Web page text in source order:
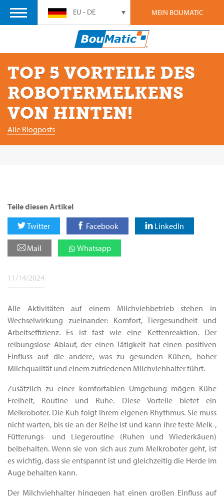
MEIN BOUMATIC
EU - DE
TOP 5 VORTEILE DES
ROBOTERMELKENS
VON HINTEN!
Alle Blogposts
Teile diesen Artikel
Twitter
Facebook LinkedIn
Mail Whatsapp
11/14/2024
Alle Aktivitäten auf einem Milchviehbetrieb stehen in
Wechselwirkung zueinander: Komfort, Tiergesundheit und
Arbeitseffizienz. Es ist fast wie eine Kettenreaktion. Der
reibungslose Ablauf, der einen Tätigkeit hat einen positiven
Einfluss auf die andere, was zu gesunden Kühen, hoher
Milchqualität und einem zufriedenen Milchviehhalter führt.
Zusätzlich zu einer komfortablen Umgebung mögen Kühe
Freiheit, Routine und Ruhe. Diese Vorteile bietet ein
Melkroboter. Die Kuh folgt ihrem eigenen Rhythmus. Sie muss
nicht warten, bis sie an der Reihe ist und kann ihre feste Melk-,
Fütterungs- und Liegeroutine (Ruhen und Wiederkäuen)
beibehalten. Wenn sie von sich aus zum Melkroboter geht, ist
es wichtig, dass sie entspannt ist und gleichzeitig die Herde im
Auge behalten kann.
Der Milchviehhalter hingegen hat einen großen Einfluss auf